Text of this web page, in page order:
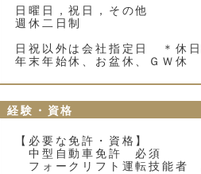
日曜日，祝日，その他
週休二日制
日祝以外は会社指定日 ＊休日
年末年始休、お盆休、ＧＷ休
経験・資格
【必要な免許・資格】
中型自動車免許 必須
フォークリフト運転技能者